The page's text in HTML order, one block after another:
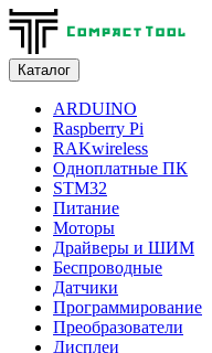
Каталог
ARDUINO
Raspberry Pi
RAKwireless
Одноплатные ПК
STM32
Питание
Моторы
Драйверы и ШИМ
Беспроводные
Датчики
Программирование
Преобразователи
Дисплеи